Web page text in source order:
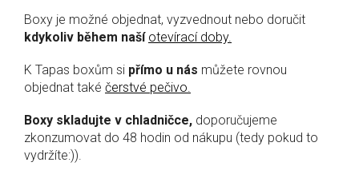
Boxy je možné objednat, vyzvednout nebo doručit
kdykoliv během naší otevírací doby.
K Tapas boxům si přímo u nás můžete rovnou
objednat také čerstvé pečivo.
Boxy skladujte v chladničce, doporučujeme
zkonzumovat do 48 hodin od nákupu (tedy pokud to
vydržíte:)).